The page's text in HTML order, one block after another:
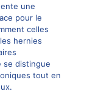
une
pour le
celles
hernies
se distingue
tout en